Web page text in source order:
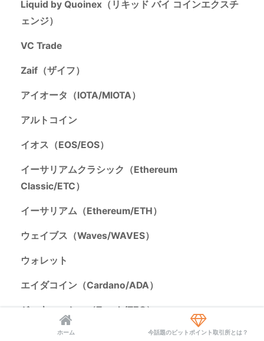
Liquid by Quoinex（リキッド バイ コインエクスチ
ェンジ）
VC Trade
Zaif（ザイフ）
アイオータ（IOTA/MIOTA）
アルトコイン
イオス（EOS/EOS）
イーサリアムクラシック（Ethereum
Classic/ETC）
イーサリアム（Ethereum/ETH）
ウェイブス（Waves/WAVES）
ウォレット
エイダコイン（Cardano/ADA）
ジーキャッシュ（Zcash/ZEC）
ステラ（Stellar/XLM）
ホーム 今話題のビットポイント取引所とは？